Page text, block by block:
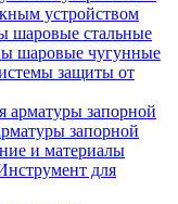
устройством
шаровые стальные
шаровые чугунные
защиты от
запорной
и материалы
для